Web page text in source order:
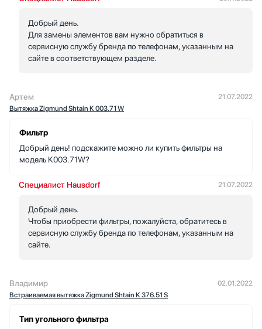
Добрый день.
Для замены элементов вам нужно обратиться в
сервисную службу бренда по телефонам, указанным на
сайте в соответствующем разделе.
Артем
Вытяжка Zigmund Shtain K 003.71 W
21.07.2022
Фильтр
Добрый день! подскажите можно ли купить фильтры на
модель K003.71W?
Специалист Hausdorf 21.07.2022
Добрый день.
Чтобы приобрести фильтры, пожалуйста, обратитесь в
сервисную службу бренда по телефонам, указанным на
сайте.
Владимир
Встраиваемая вытяжка Zigmund Shtain K 376.51 S
02.01.2022
Тип угольного фильтра